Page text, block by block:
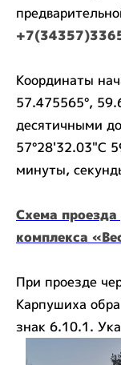
Координаты
57.475565°,
десятичными
57°28'32.03"С
минуты,
Схема проезда
комплекса
При проезде
Карпушиха
знак 6.10.1.